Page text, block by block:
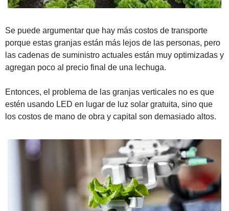
Se puede argumentar que hay más costos de transporte
porque estas granjas están más lejos de las personas, pero
las cadenas de suministro actuales están muy optimizadas y
agregan poco al precio final de una lechuga.
Entonces, el problema de las granjas verticales no es que
estén usando LED en lugar de luz solar gratuita, sino que
los costos de mano de obra y capital son demasiado altos.